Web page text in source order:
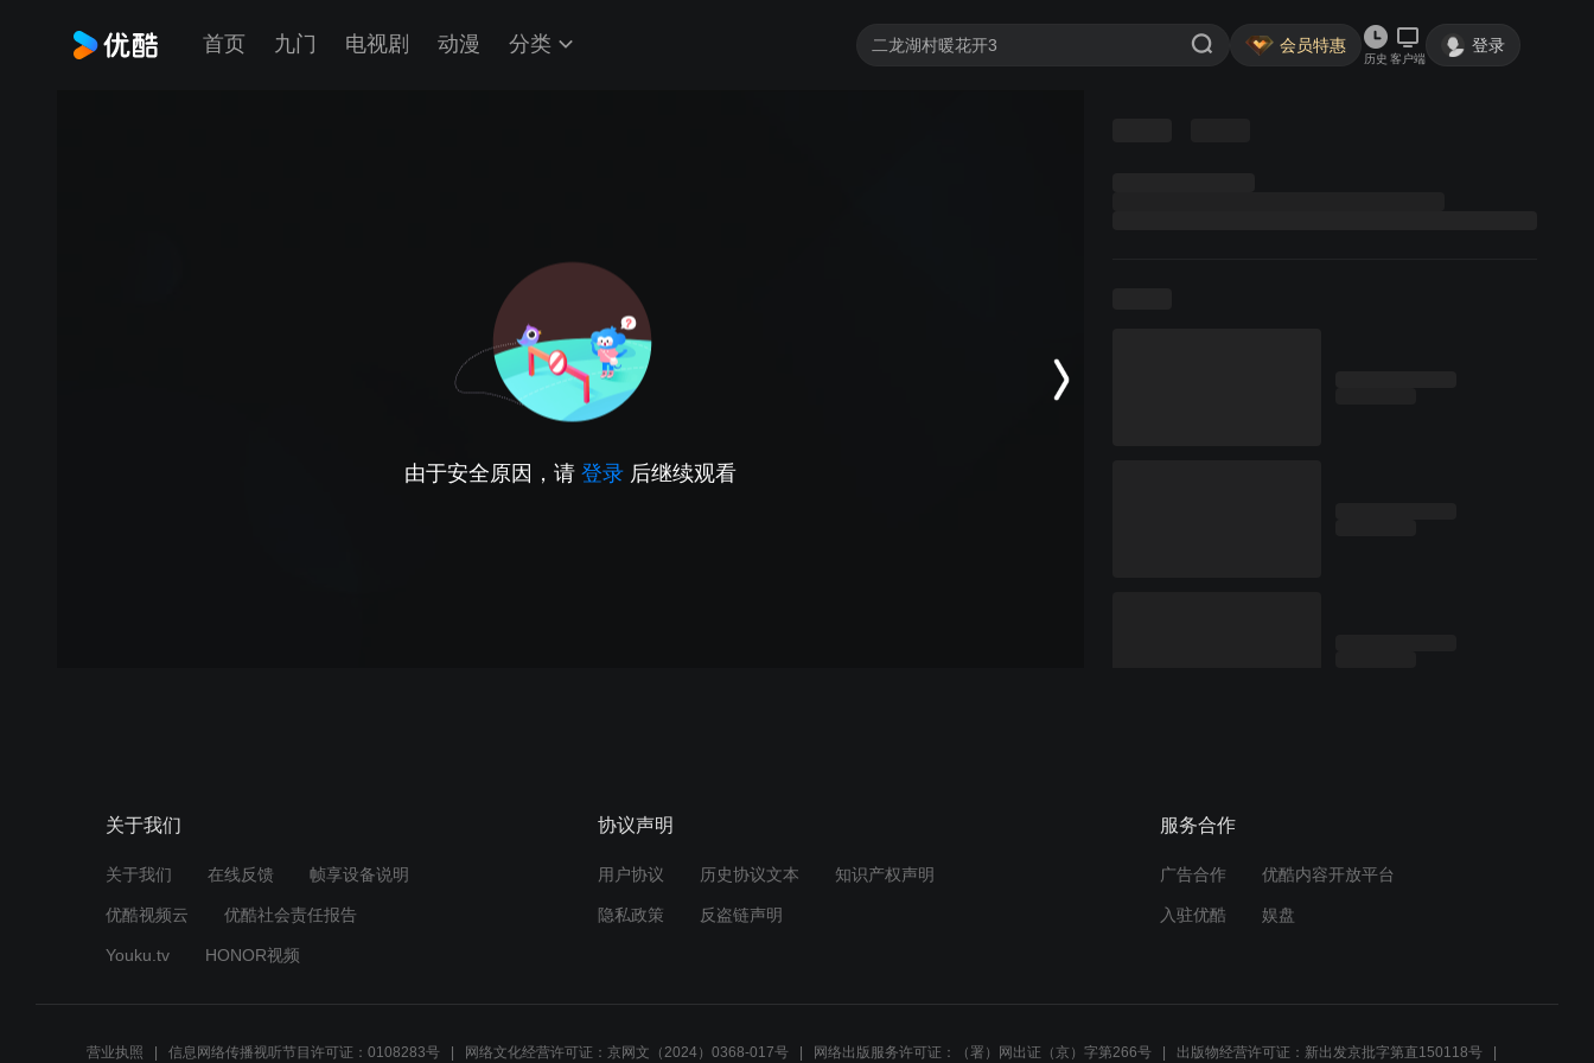
首页 九门 电视剧 动漫 分类 会员特惠
历史 客户端
登录
由于安全原因，请 登录 后继续观看
关于我们
关于我们 在线反馈 帧享设备说明
优酷视频云 优酷社会责任报告
Youku.tv HONOR视频
协议声明
用户协议 历史协议文本 知识产权声明
隐私政策 反盗链声明
服务合作
广告合作 优酷内容开放平台
入驻优酷 娱盘
营业执照 信息网络传播视听节目许可证：0108283号 网络文化经营许可证：京网文（2024）0368-017号 网络出版服务许可证：（署）网出证（京）字第266号 出版物经营许可证：新出发京批字第直150118号